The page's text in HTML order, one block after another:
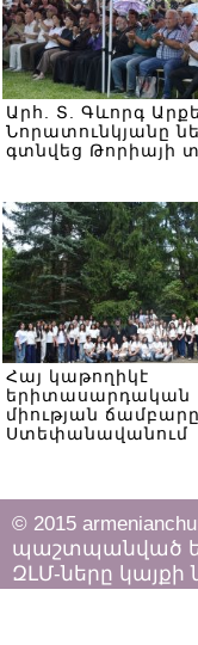
Արհ. Տ. Գևորգ
Նորատունկյանը
գտնվեց Թորիայի
Հայ կաթողիկէ
երիտասարդական
միության ճամբարը
Ստեփանավանում
© 2015
պաշտպանված
ԶԼՄ-ները